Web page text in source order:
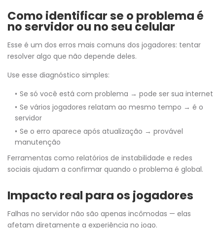
Como identificar se o problema é
no servidor ou no seu celular
Esse é um dos erros mais comuns dos jogadores: tentar
resolver algo que não depende deles.
Use esse diagnóstico simples:
Se só você está com problema → pode ser sua internet
Se vários jogadores relatam ao mesmo tempo → é o
servidor
Se o erro aparece após atualização → provável
manutenção
Ferramentas como relatórios de instabilidade e redes
sociais ajudam a confirmar quando o problema é global.
Impacto real para os jogadores
Falhas no servidor não são apenas incômodas — elas
afetam diretamente a experiência no jogo.